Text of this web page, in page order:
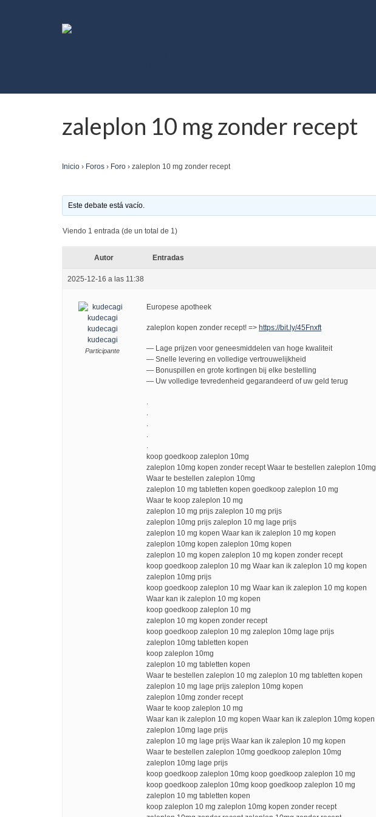
zaleplon 10 mg zonder recept
Inicio › Foros › Foro › zaleplon 10 mg zonder recept
Este debate está vacío.
Viendo 1 entrada (de un total de 1)
Autor Entradas
2025-12-16 a las 11:38
kudecagi
kudecagi
Participante
Europese apotheek
zaleplon kopen zonder recept! => https://bit.ly/45Fnxft
— Lage prijzen voor geneesmiddelen van hoge kwaliteit
— Snelle levering en volledige vertrouwelijkheid
— Bonuspillen en grote kortingen bij elke bestelling
— Uw volledige tevredenheid gegarandeerd of uw geld terug
.
.
.
.
.
koop goedkoop zaleplon 10mg
zaleplon 10mg kopen zonder recept Waar te bestellen zaleplon 10mg
Waar te bestellen zaleplon 10mg
zaleplon 10 mg tabletten kopen goedkoop zaleplon 10 mg
Waar te koop zaleplon 10 mg
zaleplon 10 mg prijs zaleplon 10 mg prijs
zaleplon 10mg prijs zaleplon 10 mg lage prijs
zaleplon 10 mg kopen Waar kan ik zaleplon 10 mg kopen
zaleplon 10mg kopen zaleplon 10mg kopen
zaleplon 10 mg kopen zaleplon 10 mg kopen zonder recept
koop goedkoop zaleplon 10 mg Waar kan ik zaleplon 10 mg kopen
zaleplon 10mg prijs
koop goedkoop zaleplon 10 mg Waar kan ik zaleplon 10 mg kopen
Waar kan ik zaleplon 10 mg kopen
koop goedkoop zaleplon 10 mg
zaleplon 10 mg kopen zonder recept
koop goedkoop zaleplon 10 mg zaleplon 10mg lage prijs
zaleplon 10mg tabletten kopen
koop zaleplon 10mg
zaleplon 10 mg tabletten kopen
Waar te bestellen zaleplon 10 mg zaleplon 10 mg tabletten kopen
zaleplon 10 mg lage prijs zaleplon 10mg kopen
zaleplon 10mg zonder recept
Waar te koop zaleplon 10 mg
Waar kan ik zaleplon 10 mg kopen Waar kan ik zaleplon 10mg kopen
zaleplon 10mg lage prijs
zaleplon 10 mg lage prijs Waar kan ik zaleplon 10 mg kopen
Waar te bestellen zaleplon 10mg goedkoop zaleplon 10mg
zaleplon 10mg lage prijs
koop goedkoop zaleplon 10mg koop goedkoop zaleplon 10 mg
koop goedkoop zaleplon 10mg koop goedkoop zaleplon 10 mg
zaleplon 10 mg tabletten kopen
koop zaleplon 10 mg zaleplon 10mg kopen zonder recept